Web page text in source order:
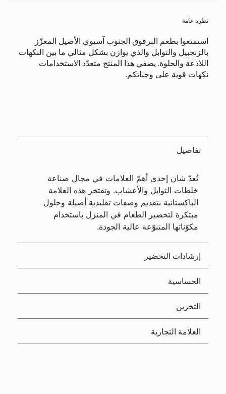
نظرة عامة
استمتعوا بطعم البرقوق الجنوب آسيوي الأصيل المعزّز
بالزنجبيل والتوابل والذي يوازن بشكل مثالي ما بين النكهات
اللاذعة والحلوة. يضفي هذا المنتج متعدّد الاستخدامات
نكهات قوية على وجباتكم.
تفاصيل
تُعدّ شان إحدى أهمّ العلامات في مجال صناعة
خلطات التوابل والأعشاب. وتفتخر هذه العلامة
الباكستانية بتقديم وصفات تقليدية أصيلة وحلول
مبتكرة لتحضير الطعام في المنزل باستخدام
مكوّناتها المتنوّعة عالية الجودة.
إرشادات التحضير
الحساسية
التخزين
العلامة التجارية